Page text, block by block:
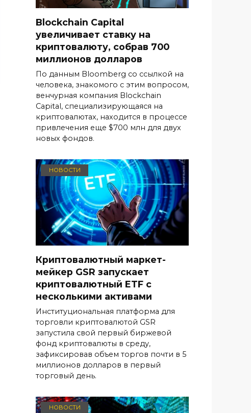
Blockchain Capital
увеличивает ставку на
криптовалюту, собрав 700
миллионов долларов
По данным Bloomberg со ссылкой на
человека, знакомого с этим вопросом,
венчурная компания Blockchain
Capital, специализирующаяся на
криптовалютах, находится в процессе
привлечения еще $700 млн для двух
новых фондов.
НОВОСТИ
Криптовалютный маркет-
мейкер GSR запускает
криптовалютный ETF с
несколькими активами
Институциональная платформа для
торговли криптовалютой GSR
запустила свой первый биржевой
фонд криптовалюты в среду,
зафиксировав объем торгов почти в 5
миллионов долларов в первый
торговый день.
НОВОСТИ